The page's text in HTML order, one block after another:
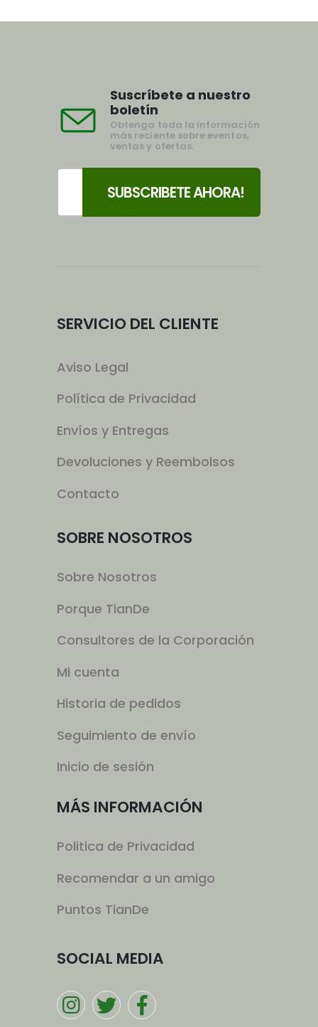
Suscríbete a nuestro
boletín
Obtenga toda la información
más reciente sobre eventos,
ventas y ofertas.
SERVICIO DEL CLIENTE
Aviso Legal
Política de Privacidad
Envíos y Entregas
Devoluciones y Reembolsos
Contacto
SOBRE NOSOTROS
Sobre Nosotros
Porque TianDe
Consultores de la Corporación
Mi cuenta
Historia de pedidos
Seguimiento de envío
Inicio de sesión
MÁS INFORMACIÓN
Politica de Privacidad
Recomendar a un amigo
Puntos TianDe
SOCIAL MEDIA